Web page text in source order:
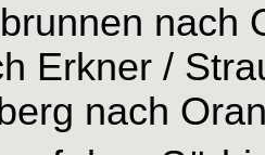
nach
Erkner /
nach